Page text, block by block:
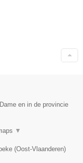
en in de provincie
▼
(Oost-Vlaanderen)